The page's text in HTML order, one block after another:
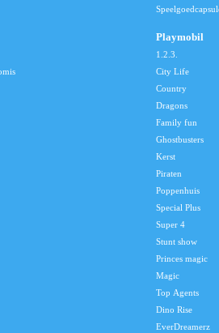
Playmobil
1.2.3.
City Life
Country
Dragons
Family fun
Ghostbusters
Kerst
Piraten
Poppenhuis
Special Plus
Super 4
Stunt show
Princes magic
Magic
Top Agents
Dino Rise
EverDreamerz